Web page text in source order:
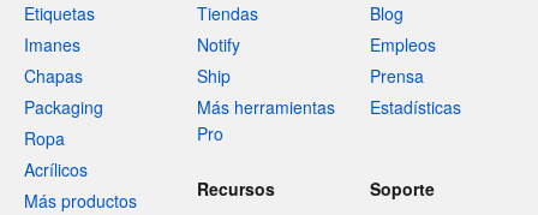
Etiquetas
Imanes
Chapas
Packaging
Ropa
Acrílicos
Más productos
Tiendas
Notify
Ship
Más herramientas
Pro
Blog
Empleos
Prensa
Estadísticas
Recursos
Soporte